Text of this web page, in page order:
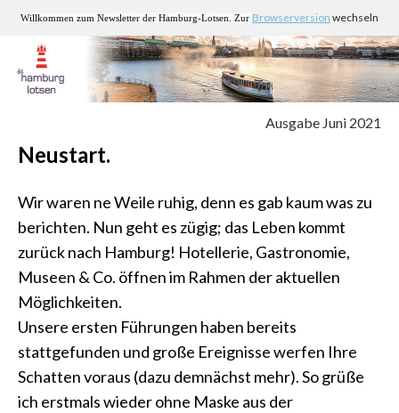
Willkommen zum Newsletter der Hamburg-Lotsen. Zur Browserversion wechseln
Ausgabe Juni 2021
Neustart.
Wir waren ne Weile ruhig, denn es gab kaum was zu
berichten. Nun geht es zügig; das Leben kommt
zurück nach Hamburg! Hotellerie, Gastronomie,
Museen & Co. öffnen im Rahmen der aktuellen
Möglichkeiten.
Unsere ersten Führungen haben bereits
stattgefunden und große Ereignisse werfen Ihre
Schatten voraus (dazu demnächst mehr). So grüße
ich erstmals wieder ohne Maske aus der